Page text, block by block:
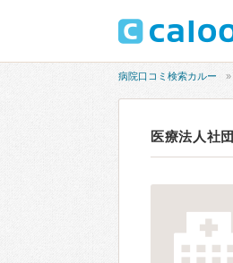
病院口コミ検索カルー
医療法人社団